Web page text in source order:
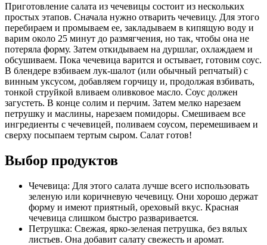
Приготовление салата из чечевицы состоит из нескольких
простых этапов. Сначала нужно отварить чечевицу. Для этого
перебираем и промываем ее, закладываем в кипящую воду и
варим около 25 минут до размягчения, но так, чтобы она не
потеряла форму. Затем откидываем на дуршлаг, охлаждаем и
обсушиваем. Пока чечевица варится и остывает, готовим соус.
В блендере взбиваем лук-шалот (или обычный репчатый) с
винным уксусом, добавляем горчицу и, продолжая взбивать,
тонкой струйкой вливаем оливковое масло. Соус должен
загустеть. В конце солим и перчим. Затем мелко нарезаем
петрушку и маслины, нарезаем помидоры. Смешиваем все
ингредиенты с чечевицей, поливаем соусом, перемешиваем и
сверху посыпаем тертым сыром. Салат готов!
Выбор продуктов
Чечевица: Для этого салата лучше всего использовать
зеленую или коричневую чечевицу. Они хорошо держат
форму и имеют приятный, ореховый вкус. Красная
чечевица слишком быстро разваривается.
Петрушка: Свежая, ярко-зеленая петрушка, без вялых
листьев. Она добавит салату свежесть и аромат.